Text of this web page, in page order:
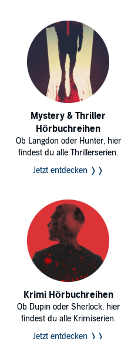
Mystery & Thriller
Hörbuchreihen
Ob Langdon oder Hunter, hier
findest du alle Thrillerserien.
Jetzt entdecken ❭❭
Krimi Hörbuchreihen
Ob Dupin oder Sherlock, hier
findest du alle Krimiserien.
Jetzt entdecken ❭❭